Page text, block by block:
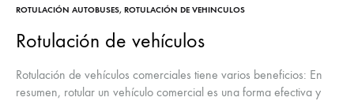
ROTULACIÓN AUTOBUSES, ROTULACIÓN DE VEHINCULOS
Rotulación de vehículos
Rotulación de vehículos comerciales tiene varios beneficios: En
resumen, rotular un vehículo comercial es una forma efectiva y